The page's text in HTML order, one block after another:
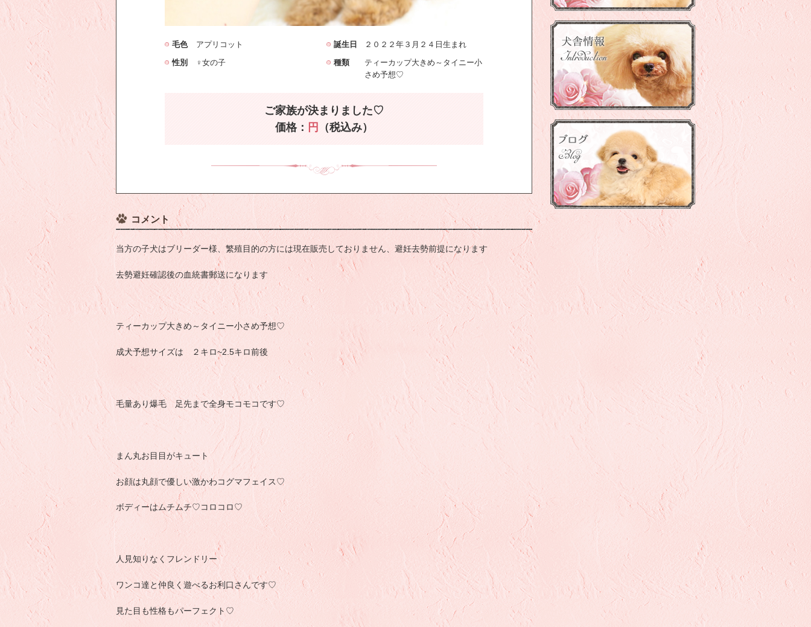
毛色 アプリコット 誕生日
２０２２年３月２４日生まれ
性別
♀女の子 種類
ティーカップ大きめ～タイニー小
さめ予想♡
ご家族が決まりました♡
価格： 円 （税込み）
コメント
当方の子犬はブリーダー様、繁殖目的の方には現在販売しておりません、避妊去勢前提になります
去勢避妊確認後の血統書郵送になります
ティーカップ大きめ～タイニー小さめ予想♡
成犬予想サイズは ２キロ~2.5キロ前後
毛量あり爆毛 足先まで全身モコモコです♡
まん丸お目目がキュート
お顔は丸顔で優しい激かわコグマフェイス♡
ボディーはムチムチ♡コロコロ♡
人見知りなくフレンドリー
ワンコ達と仲良く遊べるお利口さんです♡
見た目も性格もパーフェクト♡